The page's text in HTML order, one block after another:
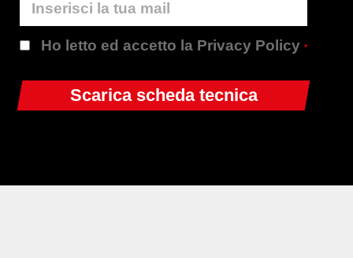
Ho letto ed accetto la Privacy Policy*